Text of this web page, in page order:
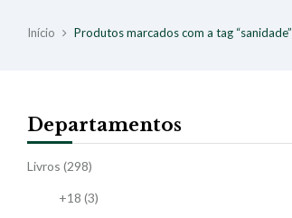
Início Produtos marcados com a tag “sanidade”
Departamentos
Livros (298)
+18 (3)